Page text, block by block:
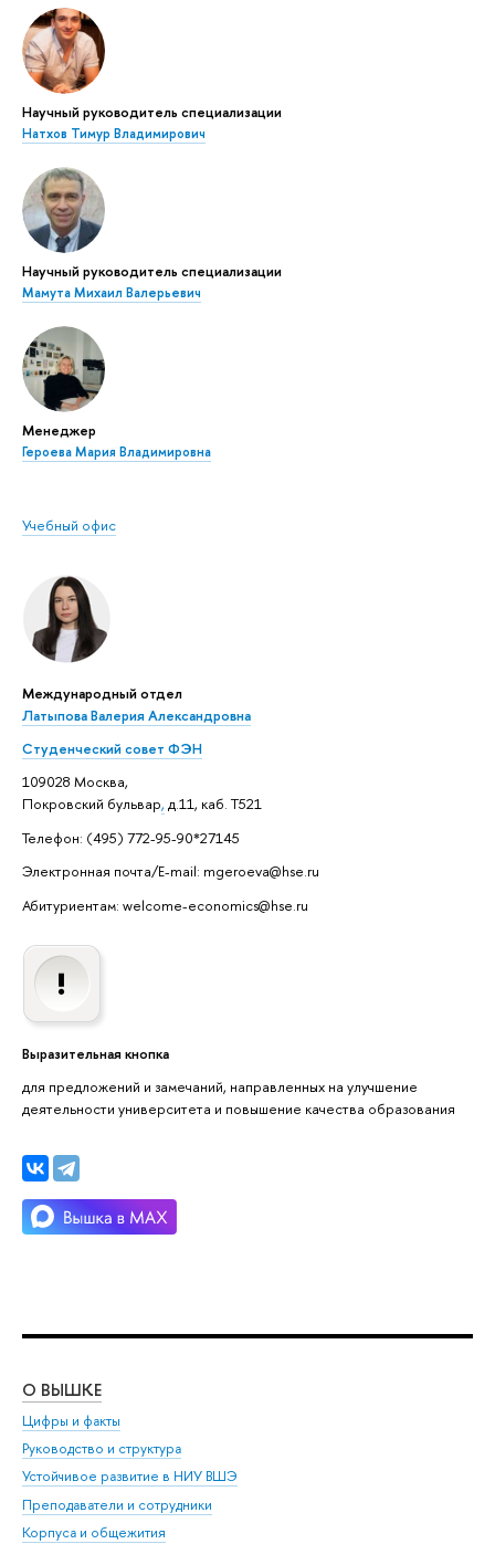
Научный руководитель специализации
Натхов Тимур Владимирович
Научный руководитель специализации
Мамута Михаил Валерьевич
Менеджер
Героева Мария Владимировна
Учебный офис
Международный отдел
Латыпова Валерия Александровна
Студенческий совет ФЭН
109028 Москва,
Покровский бульвар, д.11, каб. Т521
Телефон: (495) 772-95-90*27145
Электронная почта/E-mail: mgeroeva@hse.ru
Абитуриентам: welcome-economics@hse.ru
Выразительная кнопка
для предложений и замечаний, направленных на улучшение
деятельности университета и повышение качества образования
О ВЫШКЕ
Цифры и факты
Руководство и структура
Устойчивое развитие в НИУ ВШЭ
Преподаватели и сотрудники
Корпуса и общежития